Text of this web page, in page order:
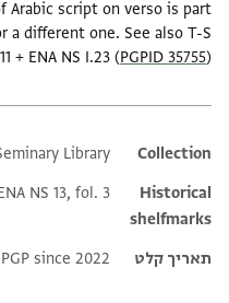
script on verso is part
a different one. See also T-S
+ ENA NS I.23 (PGPID 35755).
Additional metadata
Collection
Library
Historical
shelfmarks
NS 13, fol. 3
תאריך קלט PGP since 2022